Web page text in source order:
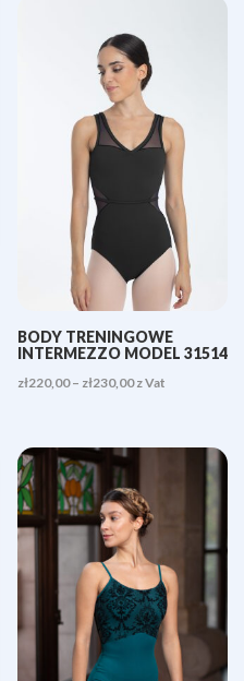
BODY TRENINGOWE
INTERMEZZO MODEL 31514
zł220,00 – zł230,00Zakres
do
zł230,00
z Vat